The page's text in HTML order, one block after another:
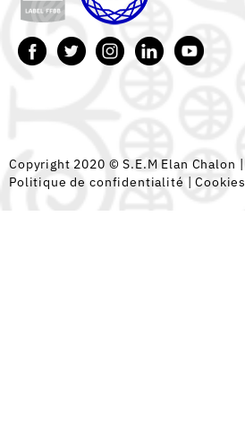
Copyright 2020 © S.E.M Elan Chalon |
Politique de confidentialité |Cookies